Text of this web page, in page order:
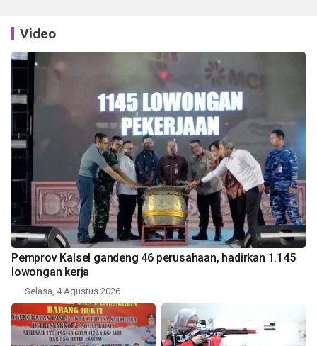
Video
Pemprov Kalsel gandeng 46 perusahaan, hadirkan 1.145
lowongan kerja
Selasa, 4 Agustus 2026